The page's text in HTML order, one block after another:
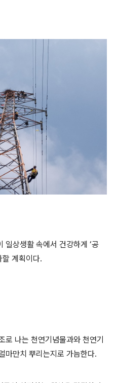
일상생활 속에서 건강하게 ‘공
할 계획이다.
로 나는 천연기념물과와 천연기
마만치 뿌리는지로 가늠한다.